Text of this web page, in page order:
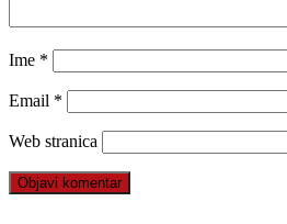
Ime *
Email *
Web stranica